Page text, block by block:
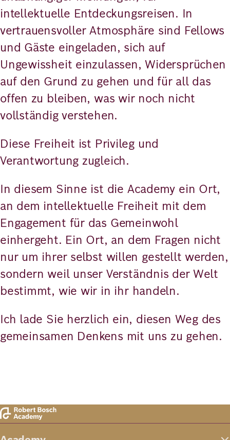
intellektuelle Entdeckungsreisen. In
vertrauensvoller Atmosphäre sind Fellows
und Gäste eingeladen, sich auf
Ungewissheit einzulassen, Widersprüchen
auf den Grund zu gehen und für all das
offen zu bleiben, was wir noch nicht
vollständig verstehen.
Diese Freiheit ist Privileg und
Verantwortung zugleich.
In diesem Sinne ist die Academy ein Ort,
an dem intellektuelle Freiheit mit dem
Engagement für das Gemeinwohl
einhergeht. Ein Ort, an dem Fragen nicht
nur um ihrer selbst willen gestellt werden,
sondern weil unser Verständnis der Welt
bestimmt, wie wir in ihr handeln.
Ich lade Sie herzlich ein, diesen Weg des
gemeinsamen Denkens mit uns zu gehen.